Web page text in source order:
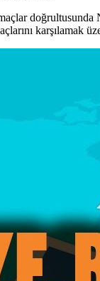
doğrultusunda
karşılamak